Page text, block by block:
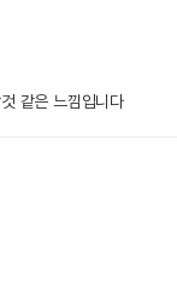
같은 느낌입니다